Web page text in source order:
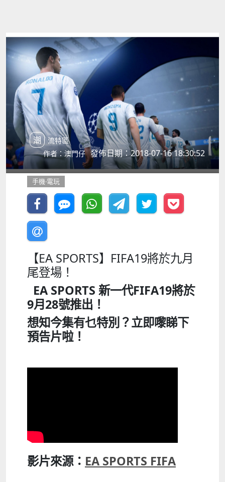
潮流特區
作者：澳門仔 發佈日期：2018-07-16 18:30:52
手機‧電玩
【EA SPORTS】FIFA19將於九月
尾登場！
EA SPORTS 新一代FIFA19將於
9月28號推出！
想知今集有乜特別？立即嚟睇下
預告片啦！
影片來源： EA SPORTS FIFA